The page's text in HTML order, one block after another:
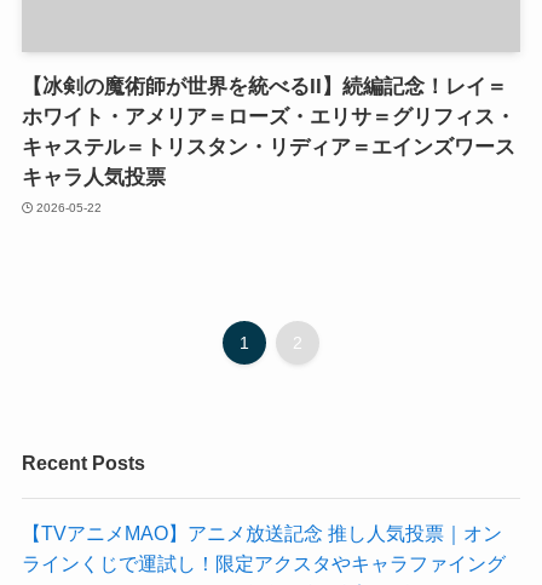
【冰剣の魔術師が世界を統べるII】続編記念！レイ＝
ホワイト・アメリア＝ローズ・エリサ＝グリフィス・
キャステル＝トリスタン・リディア＝エインズワース
キャラ人気投票
2026-05-22
1 2
Recent Posts
【TVアニメMAO】アニメ放送記念 推し人気投票｜オン
ラインくじで運試し！限定アクスタやキャラファイング